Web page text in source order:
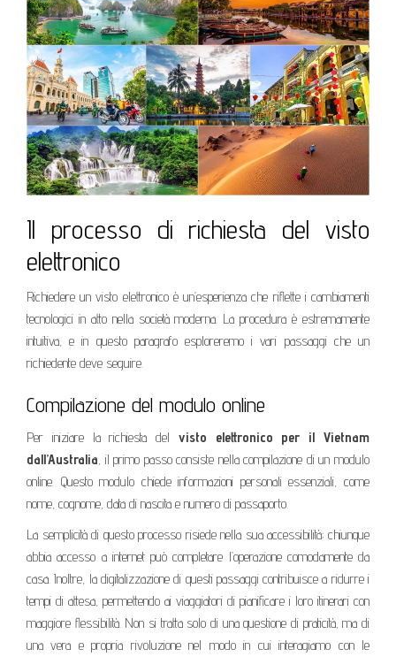
Il processo di richiesta del visto
elettronico
Richiedere un visto elettronico è un’esperienza che riflette i cambiamenti
tecnologici in atto nella società moderna. La procedura è estremamente
intuitiva, e in questo paragrafo esploreremo i vari passaggi che un
richiedente deve seguire.
Compilazione del modulo online
Per iniziare la richiesta del visto elettronico per il Vietnam
dall’Australia, il primo passo consiste nella compilazione di un modulo
online. Questo modulo chiede informazioni personali essenziali, come
nome, cognome, data di nascita e numero di passaporto.
La semplicità di questo processo risiede nella sua accessibilità; chiunque
abbia accesso a internet può completare l’operazione comodamente da
casa. Inoltre, la digitalizzazione di questi passaggi contribuisce a ridurre i
tempi di attesa, permettendo ai viaggiatori di pianificare i loro itinerari con
maggiore flessibilità. Non si tratta solo di una questione di praticità, ma di
una vera e propria rivoluzione nel modo in cui interagiamo con le